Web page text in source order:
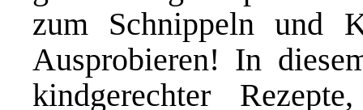
zum Schnippeln und
Ausprobieren! In
kindgerechter